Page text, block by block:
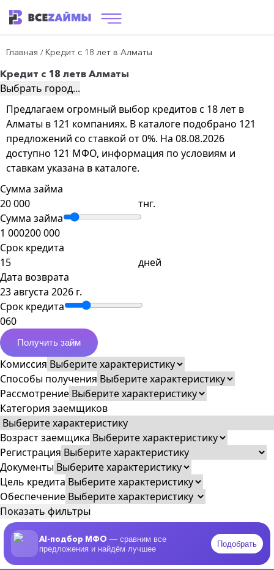
Главная / Кредит с 18 лет в Алматы
Кредит с 18 летв Алматы
Выбрать город...
Предлагаем огромный выбор кредитов с 18 лет в
Алматы в 121 компаниях. В каталоге подобрано 121
предложений со ставкой от 0%. На 08.08.2026
доступно 121 МФО, информация по условиям и
ставкам указана в каталоге.
Сумма займа
тнг.
Сумма займа
1 000200 000
Срок кредита
дней
Дата возврата
23 августа 2026 г.
Срок кредита
060
Получить займ
Комиссия
Способы получения
Рассмотрение
Категория заемщиков
Возраст заемщика
Регистрация
Документы
Цель кредита
Обеспечение
Показать фильтры
AI-подбор МФО — сравним все
предложения и найдём лучшее
Подобрать